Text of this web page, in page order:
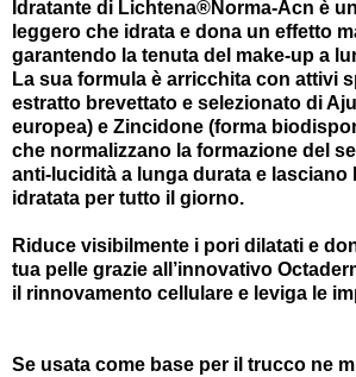
Idratante di Lichtena®Norma-Acn è
leggero che idrata e dona un effetto
garantendo la tenuta del make-up a
La sua formula è arricchita con attivi
estratto brevettato e selezionato di
europea) e Zincidone (forma
che normalizzano la formazione del
anti-lucidità a lunga durata e lasciano
idratata per tutto il giorno.
Riduce visibilmente i pori dilatati e
tua pelle grazie all’innovativo
il rinnovamento cellulare e leviga le
Se usata come base per il trucco ne